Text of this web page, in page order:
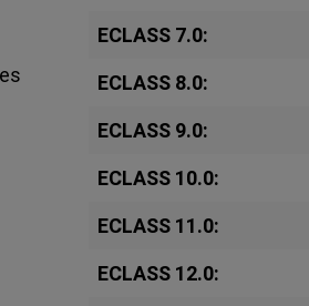
ECLASS 7.0:
ECLASS 8.0:
ECLASS 9.0:
ECLASS 10.0:
ECLASS 11.0:
ECLASS 12.0: